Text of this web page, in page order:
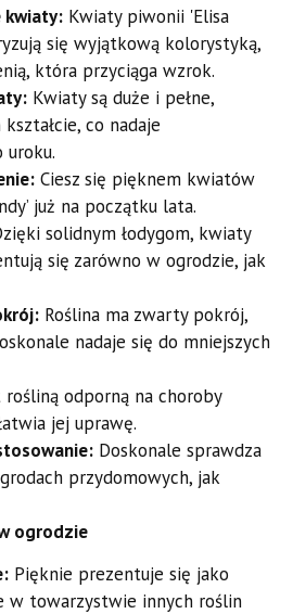
kwiaty: Kwiaty piwonii 'Elisa
się wyjątkową kolorystyką,
która przyciąga wzrok.
Kwiaty są duże i pełne,
co nadaje
Ciesz się pięknem kwiatów
już na początku lata.
solidnym łodygom, kwiaty
się zarówno w ogrodzie, jak
Roślina ma zwarty pokrój,
nadaje się do mniejszych
rośliną odporną na choroby
jej uprawę.
Doskonale sprawdza
przydomowych, jak
ogrodzie
Pięknie prezentuje się jako
w towarzystwie innych roślin